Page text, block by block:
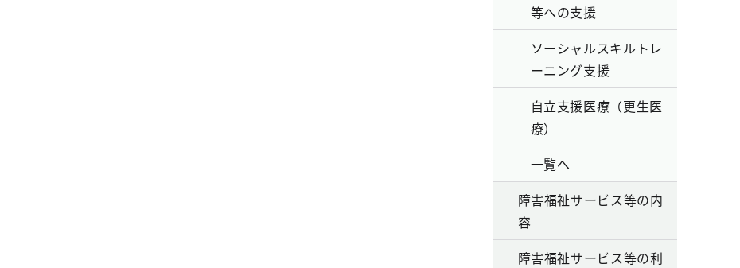
等への支援
ソーシャルスキルトレ
ーニング支援
自立支援医療（更生医
療）
一覧へ
障害福祉サービス等の内
容
障害福祉サービス等の利